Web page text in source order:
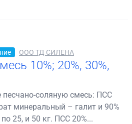
ООО ТД СИЛЕНА
10%; 20%, 30%,
песчано-соляную смесь: ПСС
минеральный – галит и 90%
25, и 50 кг. ПСС 20%...